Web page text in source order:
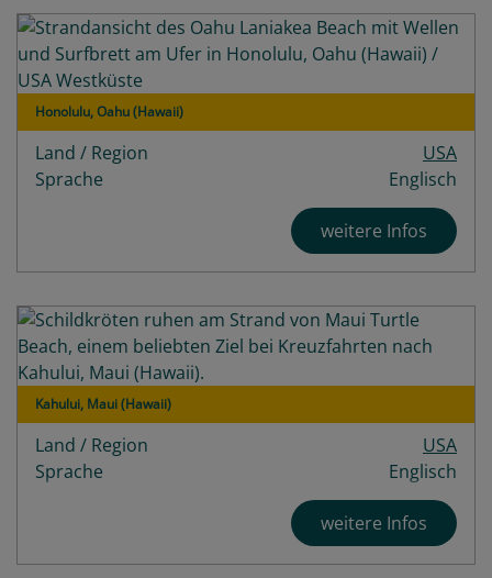
Honolulu, Oahu (Hawaii)
Land / Region
USA
Sprache
Englisch
weitere Infos
Kahului, Maui (Hawaii)
Land / Region
USA
Sprache
Englisch
weitere Infos